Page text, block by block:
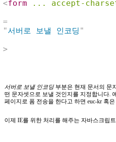
<form ...
accept-
=
"서버로 보낼 인코딩 "
>
서버로 보낼 인코딩부분은 현재 문서의 문
떤 문자셋으로 보낼 것인지를 지정합니다.
페이지로 폼 전송을 한다고 하면 euc-kr 혹
이제 IE를 위한 처리를 해주는 자바스크립